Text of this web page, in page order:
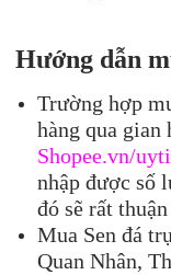
Hướng dẫn
Trường hợp
hàng qua gian
Shopee.vn/
nhập được số
đó sẽ rất
Mua Sen đá
Quan Nhân,